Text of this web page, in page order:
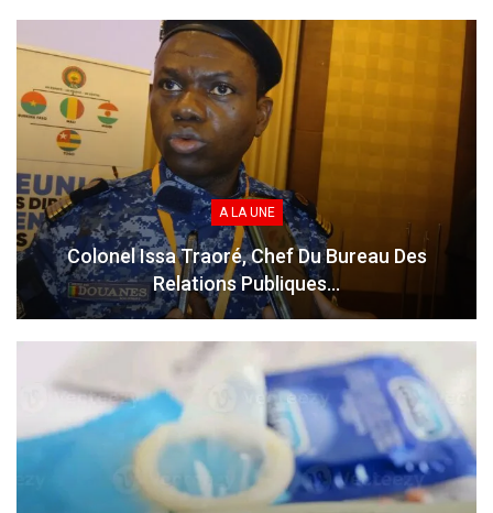
A LA UNE
Colonel Issa Traoré, Chef Du Bureau Des
Relations Publiques…